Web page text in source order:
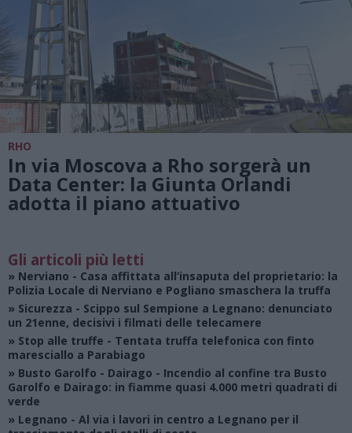
RHO
In via Moscova a Rho sorgerà un
Data Center: la Giunta Orlandi
adotta il piano attuativo
Gli articoli più letti
» Nerviano - Casa affittata all’insaputa del proprietario: la
Polizia Locale di Nerviano e Pogliano smaschera la truffa
» Sicurezza - Scippo sul Sempione a Legnano: denunciato
un 21enne, decisivi i filmati delle telecamere
» Stop alle truffe - Tentata truffa telefonica con finto
maresciallo a Parabiago
» Busto Garolfo - Dairago - Incendio al confine tra Busto
Garolfo e Dairago: in fiamme quasi 4.000 metri quadrati di
verde
» Legnano - Al via i lavori in centro a Legnano per il